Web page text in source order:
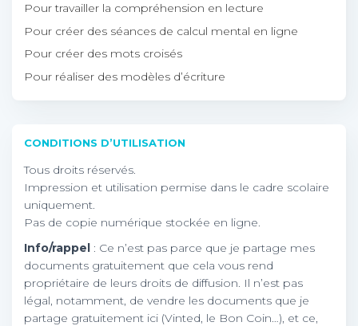
Pour travailler la compréhension en lecture
Pour créer des séances de calcul mental en ligne
Pour créer des mots croisés
Pour réaliser des modèles d’écriture
CONDITIONS D’UTILISATION
Tous droits réservés.
Impression et utilisation permise dans le cadre scolaire
uniquement.
Pas de copie numérique stockée en ligne.
Info/rappel : Ce n’est pas parce que je partage mes
documents gratuitement que cela vous rend
propriétaire de leurs droits de diffusion. Il n’est pas
légal, notamment, de vendre les documents que je
partage gratuitement ici (Vinted, le Bon Coin…), et ce,